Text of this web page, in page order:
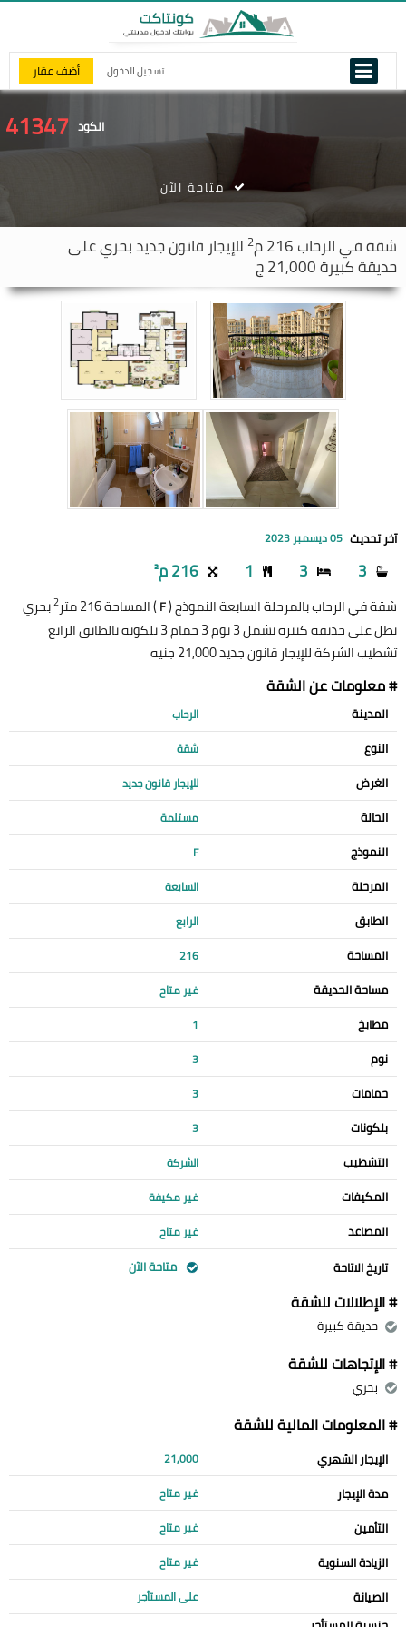
تسجيل الدخول أضف عقار
الكود 41347
شقة فيالرحاب 2 للإيجار قانون جديد بحري على
حديقة كبيرة 21,000 ج
متاحة الآن
آخر تحديث 05 ديسمبر 2023
3
3
1 216 م²
شقة في الرحاب بالمرحلة السابعة النموذج (F) المساحة 216 متر 2بحري
تطل على حديقة كبيرة تشمل 3 نوم 3 حمام 3 بلكونة بالطابق الرابع
تشطيب الشركة للإيجار قانون جديد 21,000 جنيه
# معلومات عن الشقة
المدينة الرحاب
النوع شقة
الغرض للإيجار قانون جديد
الحالة مستلمة
النموذج F
المرحلة السابعة
الطابق الرابع
المساحة 216
مساحة الحديقة غير متاح
مطابخ 1
نوم 3
حمامات 3
بلكونات 3
التشطيب الشركة
المكيفات غير مكيفة
المصاعد غير متاح
تاريخ الاتاحة متاحة الآن
# الإطلالات للشقة
حديقة كبيرة
# الإتجاهات للشقة
بحري
# المعلومات المالية للشقة
الإيجار الشهري 21,000
مدة الإيجار غير متاح
التأمين غير متاح
الزيادة السنوية غير متاح
الصيانة على المستأجر